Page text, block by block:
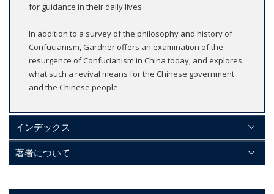
for guidance in their daily lives.
In addition to a survey of the philosophy and history of
Confucianism, Gardner offers an examination of the
resurgence of Confucianism in China today, and explores
what such a revival means for the Chinese government
and the Chinese people.
インデックス
著者について